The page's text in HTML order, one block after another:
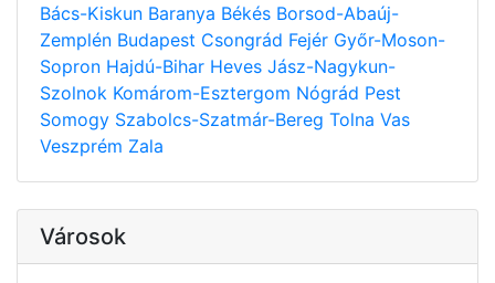
Bács-Kiskun Baranya Békés Borsod-Abaúj-
Zemplén Budapest Csongrád Fejér Győr-Moson-
Sopron Hajdú-Bihar Heves Jász-Nagykun-
Szolnok Komárom-Esztergom Nógrád Pest
Somogy Szabolcs-Szatmár-Bereg Tolna Vas
Veszprém Zala
Városok